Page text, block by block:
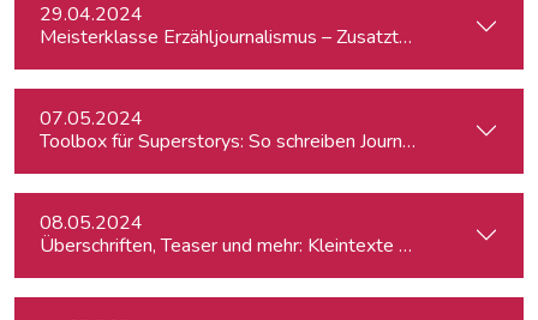
29.04.2024
Meisterklasse Erzähljournalismus – Zusatztermin
07.05.2024
Toolbox für Superstorys: So schreiben Journalist:innen
08.05.2024
Überschriften, Teaser und mehr: Kleintexte einfach besser